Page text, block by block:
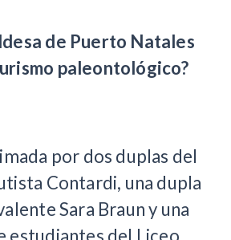
de Puerto Natales
paleontológico?
por dos duplas del
Contardi, una dupla
Sara Braun y una